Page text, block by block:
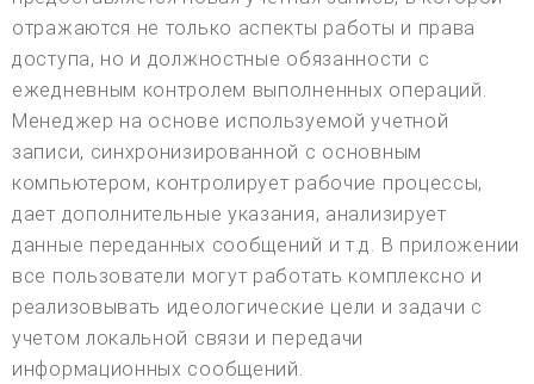
отражаются не только аспекты работы и права
доступа, но и должностные обязанности с
ежедневным контролем выполненных операций.
Менеджер на основе используемой учетной
записи, синхронизированной с основным
компьютером, контролирует рабочие процессы,
дает дополнительные указания, анализирует
данные переданных сообщений и т.д. В приложении
все пользователи могут работать комплексно и
реализовывать идеологические цели и задачи с
учетом локальной связи и передачи
информационных сообщений.